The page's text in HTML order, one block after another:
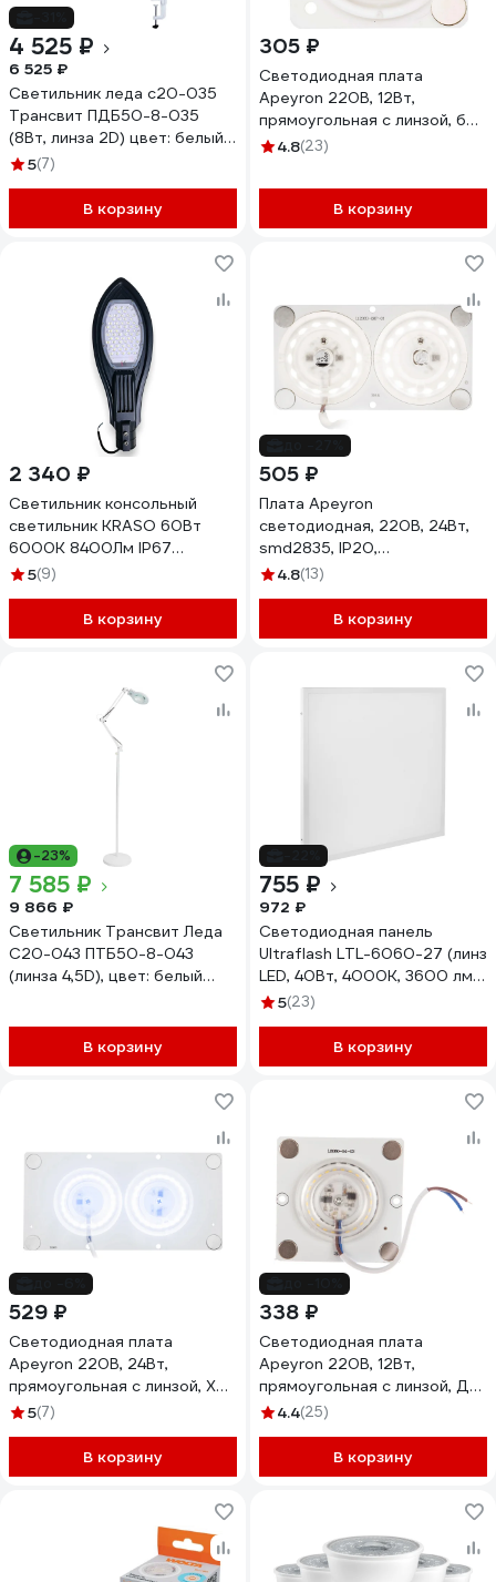
4 525 ₽
6 525 ₽
Светильник леда с20-035
Трансвит ПДБ50-8-035
(8Вт, линза 2D) цвет: белый
236
5(7)
В корзину
305 ₽
Светодиодная плата
Apeyron 220В, 12Вт,
прямоугольная с линзой, без
пульсации, ТБ 02-12
4.8(23)
В корзину
2 340 ₽
Светильник консольный
светильник KRASO 60Вт
6000К 8400Лм IP67
SMD3030 с линзой KT-60
5(9)
В корзину
505 ₽
Плата Apeyron
светодиодная, 220В, 24Вт,
smd2835, IP20,
прямоугольная с линзой,б/
4.8(13)
В корзину
-23%
7 585 ₽
9 866 ₽
Светильник Трансвит Леда
С20-043 ПТБ50-8-043
(линза 4,5D), цвет: белый
В корзину
755 ₽
972 ₽
Светодиодная панель
Ultraflash LTL-6060-27 (линз
LED, 40Вт, 4000K, 3600 лм,
Равномерное свечение,
5(23)
В корзину
529 ₽
Светодиодная плата
Apeyron 220В, 24Вт,
прямоугольная с линзой, ХБ
02-23
5(7)
В корзину
338 ₽
Светодиодная плата
Apeyron 220В, 12Вт,
прямоугольная с линзой, ДН
02-19
4.4(25)
В корзину